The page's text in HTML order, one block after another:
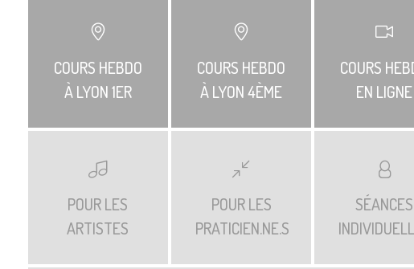
COURS HEBDO
À LYON 1ER
COURS HEBDO
À LYON 4ÈME
COURS
EN LIGNE
POUR LES
ARTISTES
POUR LES
PRATICIEN.NE.S
SÉANCES